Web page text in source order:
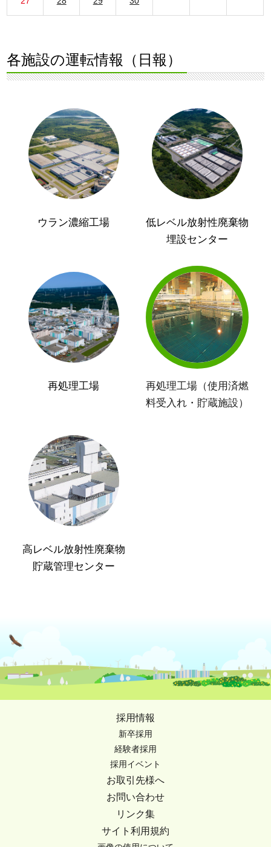
各施設の運転情報（日報）
ウラン濃縮工場
低レベル放射性廃棄物
埋設センター
再処理工場
再処理工場（使用済燃
料受入れ・貯蔵施設）
高レベル放射性廃棄物
貯蔵管理センター
採用情報
新卒採用
経験者採用
採用イベント
お取引先様へ
お問い合わせ
リンク集
サイト利用規約